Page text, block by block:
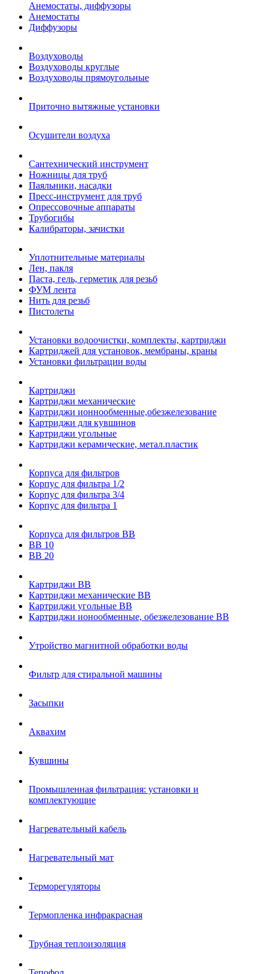
Анемостаты, диффузоры
Анемостаты
Диффузоры
Воздуховоды
Воздуховоды круглые
Воздуховоды прямоугольные
Приточно вытяжные установки
Осушители воздуха
Сантехнический инструмент
Ножницы для труб
Паяльники, насадки
Пресс-инструмент для труб
Опрессовочные аппараты
Трубогибы
Калибраторы, зачистки
Уплотнительные материалы
Лен, пакля
Паста, гель, герметик для резьб
ФУМ лента
Нить для резьб
Пистолеты
Установки водоочистки, комплекты, картриджи
Картриджей для установок, мембраны, краны
Установки фильтрации воды
Картриджи
Картриджи механические
Картриджи ионнообменные,обезжелезование
Картриджи для кувшинов
Картриджи угольные
Картриджи керамические, метал.пластик
Корпуса для фильтров
Корпус для фильтра 1/2
Корпус для фильтра 3/4
Корпус для фильтра 1
Корпуса для фильтров ВВ
ВВ 10
ВВ 20
Картриджи ВВ
Картриджи механические ВВ
Картриджи угольные ВВ
Картриджи ионообменные, обезжелезование ВВ
Утройство магнитной обработки воды
Фильтр для стиральной машины
Засыпки
Аквахим
Кувшины
Промышленная фильтрация: установки и
комплектующие
Нагревательный кабель
Нагревательный мат
Терморегуляторы
Термопленка инфракрасная
Трубная теплоизоляция